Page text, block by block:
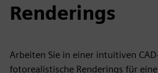
Renderings
Arbeiten Sie in einer intuitiven
fotorealistische Renderings für